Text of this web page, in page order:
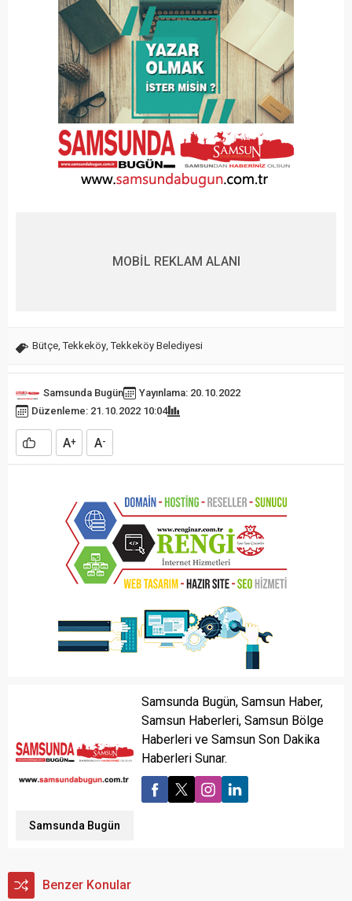
MOBİL REKLAM ALANI
Bütçe,Tekkeköy,Tekkeköy Belediyesi
Samsunda Bugün
Yayınlama: 20.10.2022
Düzenleme: 21.10.2022 10:04
A+ A-
Samsunda Bugün
Samsunda Bugün, Samsun Haber,
Samsun Haberleri, Samsun Bölge
Haberleri ve Samsun Son Dakika
Haberleri Sunar.
Benzer Konular